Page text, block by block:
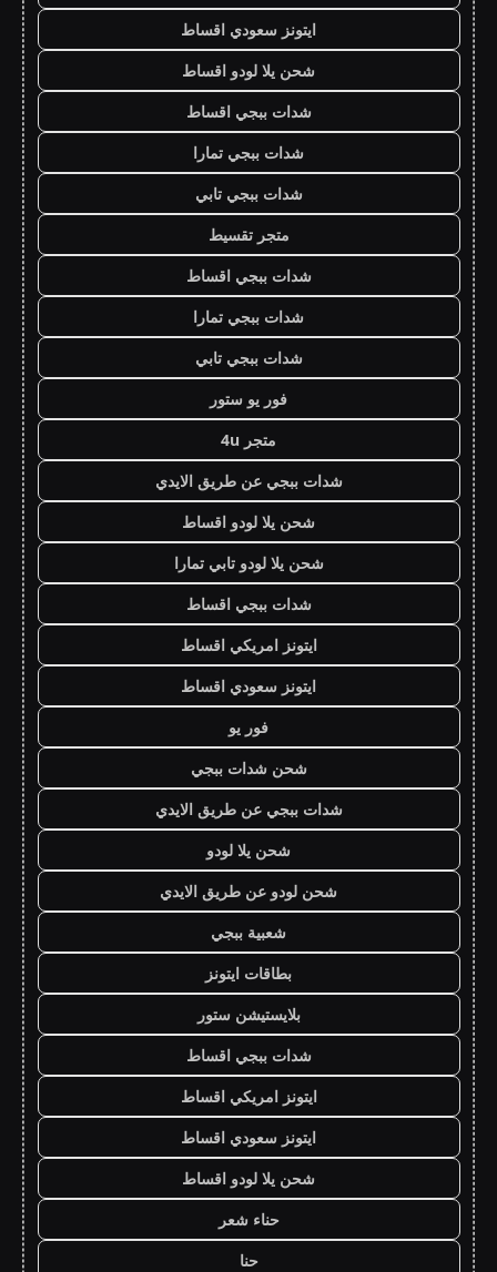
ايتونز سعودي اقساط
شحن يلا لودو اقساط
شدات ببجي اقساط
شدات ببجي تمارا
شدات ببجي تابي
متجر تقسيط
شدات ببجي اقساط
شدات ببجي تمارا
شدات ببجي تابي
فور يو ستور
متجر 4u
شدات ببجي عن طريق الايدي
شحن يلا لودو اقساط
شحن يلا لودو تابي تمارا
شدات ببجي اقساط
ايتونز امريكي اقساط
ايتونز سعودي اقساط
فور يو
شحن شدات ببجي
شدات ببجي عن طريق الايدي
شحن يلا لودو
شحن لودو عن طريق الايدي
شعبية ببجي
بطاقات ايتونز
بلايستيشن ستور
شدات ببجي اقساط
ايتونز امريكي اقساط
ايتونز سعودي اقساط
شحن يلا لودو اقساط
حناء شعر
حنا